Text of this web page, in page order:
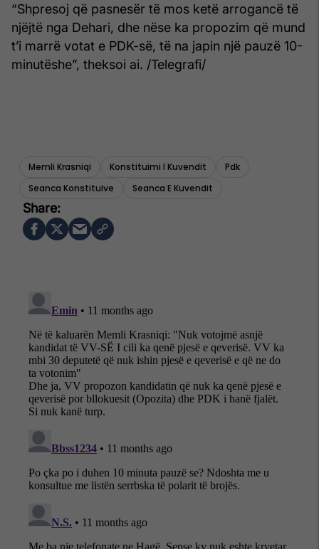
“Shpresoj që pasnesër të mos ketë arrogancë të
njëjtë nga Dehari, dhe nëse ka propozim që mund
t’i marrë votat e PDK-së, të na japin një pauzë 10-
minutëshe”, theksoi ai. /Telegrafi/
Memli Krasniqi Konstituimi I Kuvendit
Pdk
Seanca Konstituive
Seanca E Kuvendit